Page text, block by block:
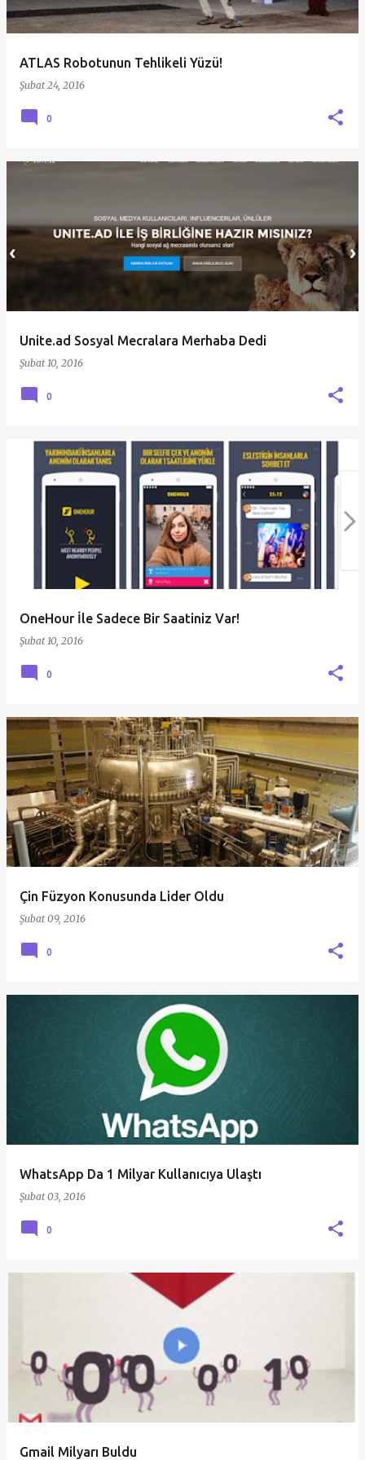
ATLAS Robotunun Tehlikeli Yüzü!
Şubat 24, 2016
0
Unite.ad Sosyal Mecralara Merhaba Dedi
Şubat 10, 2016
0
OneHour İle Sadece Bir Saatiniz Var!
Şubat 10, 2016
0
Çin Füzyon Konusunda Lider Oldu
Şubat 09, 2016
0
WhatsApp Da 1 Milyar Kullanıcıya Ulaştı
Şubat 03, 2016
0
Gmail Milyarı Buldu